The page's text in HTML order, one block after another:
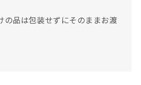
の品は包装せずにそのままお渡